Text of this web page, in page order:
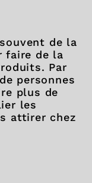
de la
faire de la
Par
personnes
plus de
les
attirer chez